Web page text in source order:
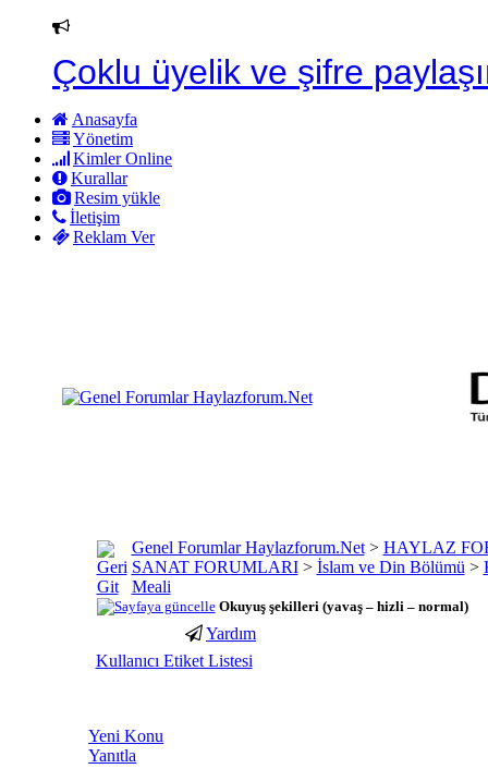
Çoklu üyelik ve şifre
Anasayfa
Yönetim
Kimler Online
Kurallar
Resim yükle
İletişim
Reklam Ver
Genel Forumlar Haylazforum.Net > HAYLAZ
SANAT FORUMLARI > İslam ve Din Bölümü >
Meali
Okuyuş şekilleri (yavaş – hizli – normal)
Yardım
porno
izle
gaziantep
escort
youtube
abone
Kullanıcı Etiket Listesi
Yeni Konu
Yanıtla